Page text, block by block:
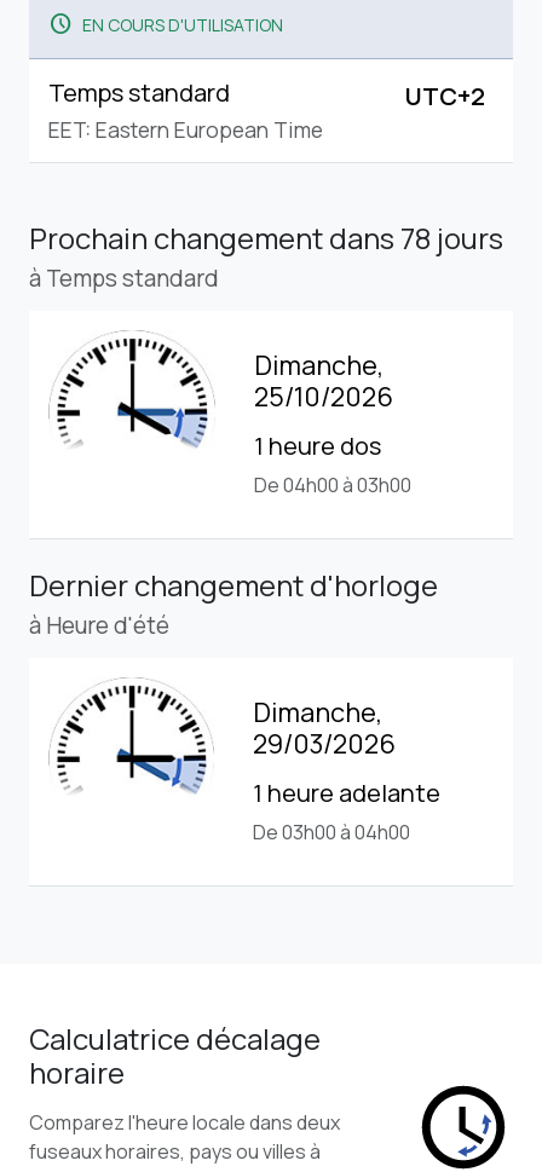
schedule EN COURS D'UTILISATION
Temps standard
EET: Eastern European Time
UTC+2
Prochain changementdans 78 jours
à Temps standard
Dimanche,
25/10/2026
1 heure dos
De 04h00 à 03h00
Dernier changement d'horloge
à Heure d'été
Dimanche,
29/03/2026
1 heure adelante
De 03h00 à 04h00
Calculatrice décalage
horaire
Comparez l'heure locale dans deux
fuseaux horaires, pays ou villes à